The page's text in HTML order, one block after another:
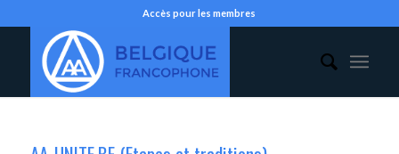
Accès pour les membres